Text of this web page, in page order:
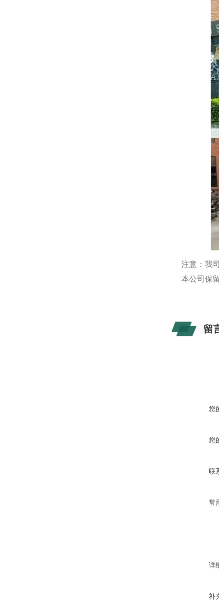
注意：我
本公司保
留
您
您
联
常
详
补